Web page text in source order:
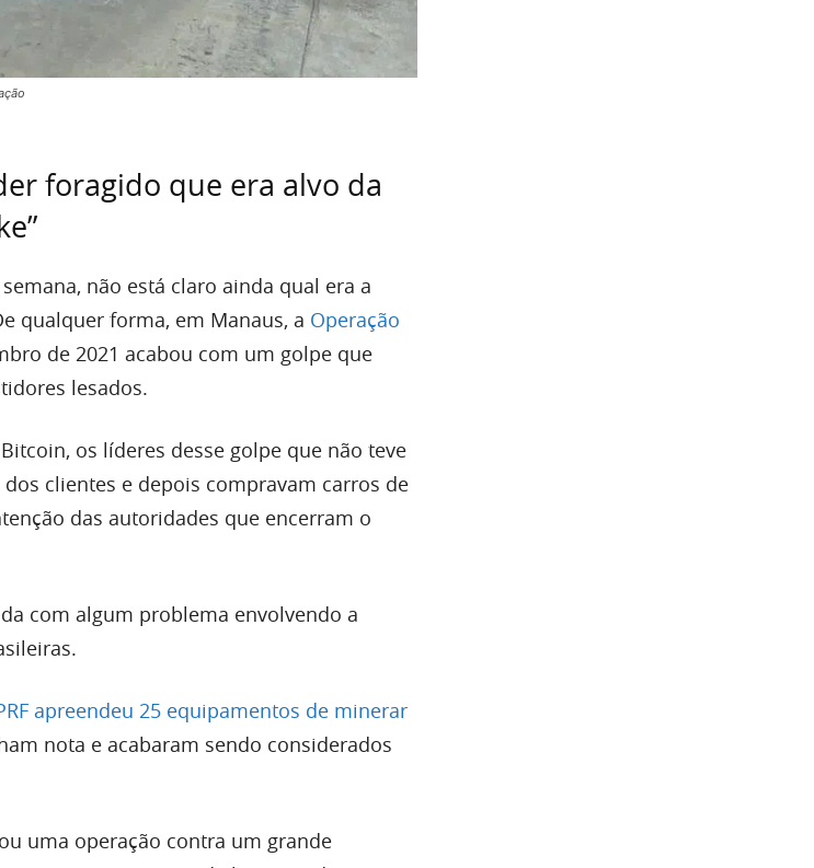
foragido que era alvo da
não está claro ainda qual era a
qualquer forma, em Manaus, a Operação
de 2021 acabou com um golpe que
lesados.
os líderes desse golpe que não teve
clientes e depois compravam carros de
das autoridades que encerram o
com algum problema envolvendo a
apreendeu 25 equipamentos de minerar
nota e acabaram sendo considerados
uma operação contra um grande